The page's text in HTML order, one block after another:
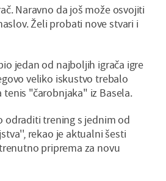
Naravno da još može osvojiti
Želi probati nove stvari i
jedan od najboljih igrača igre
veliko iskustvo trebalo
"čarobnjaka" iz Basela.
odraditi trening s jednim od
rekao je aktualni šesti
priprema za novu